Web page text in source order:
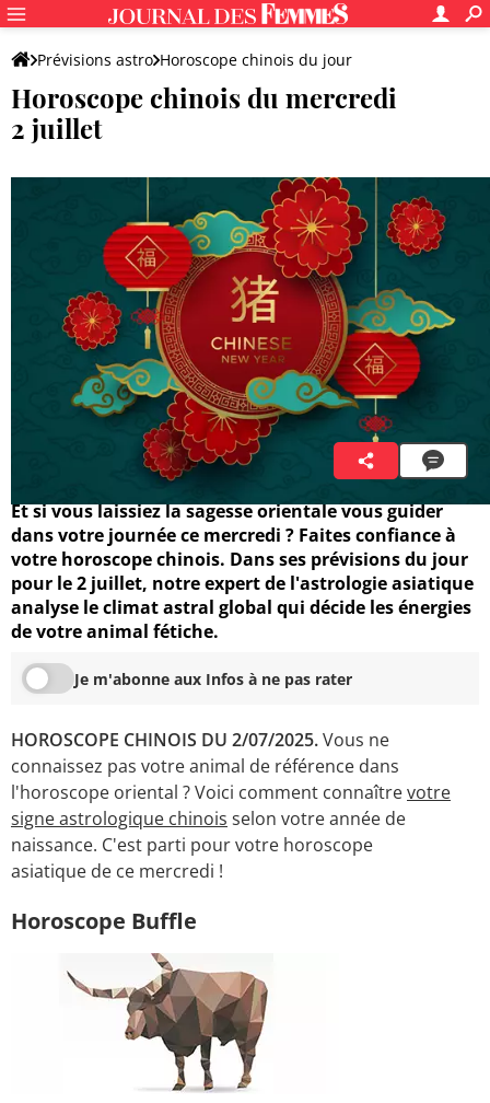
Prévisions astro Horoscope chinois du jour
Horoscope chinois du mercredi
2 juillet
Et si vous laissiez la sagesse orientale vous guider
dans votre journée ce mercredi ? Faites confiance à
votre horoscope chinois. Dans ses prévisions du jour
pour le 2 juillet, notre expert de l'astrologie asiatique
analyse le climat astral global qui décide les énergies
de votre animal fétiche.
Je m'abonne aux Infos à ne pas rater
HOROSCOPE CHINOIS DU 2/07/2025.Vous ne
connaissez pas votre animal de référence dans
l'horoscope oriental ? Voici comment connaîtrevotre
signe astrologique chinois selon votre année de
naissance. C'est parti pour votre horoscope
asiatique de ce mercredi !
Horoscope Buffle